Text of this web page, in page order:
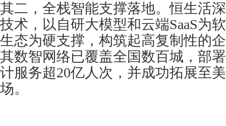
其二，全栈智能支撑落地。恒生活
技术，以自研大模型和云端SaaS为
生态为硬支撑，构筑起高复制性的
其数智网络已覆盖全国数百城，部
计服务超20亿人次，并成功拓展至
场。